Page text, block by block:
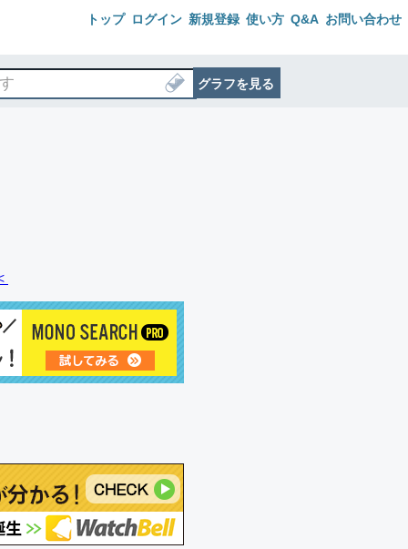
トップ ログイン 新規登録 使い方 Q&A お問い合わせ
グラフを見る